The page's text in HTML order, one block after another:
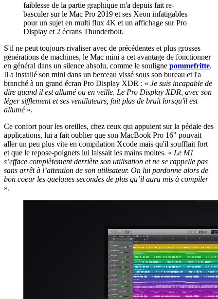
faiblesse de la partie graphique m'a depuis fait re-
basculer sur le Mac Pro 2019 et ses Xeon infatigables
pour un sujet en multi flux 4K et un affichage sur Pro
Display et 2 écrans Thunderbolt.
S'il ne peut toujours rivaliser avec de précédentes et plus grosses
générations de machines, le Mac mini a cet avantage de fonctionner
en général dans un silence absolu, comme le souligne pommefritte.
Il a installé son mini dans un berceau vissé sous son bureau et l'a
branché à un grand écran Pro Display XDR : « Je suis incapable de
dire quand il est allumé ou en veille. Le Pro Display XDR, avec son
léger sifflement et ses ventilateurs, fait plus de bruit lorsqu'il est
allumé ».
Ce confort pour les oreilles, chez ceux qui appuient sur la pédale des
applications, lui a fait oublier que son MacBook Pro 16" pouvait
aller un peu plus vite en compilation Xcode mais qu'il soufflait fort
et que le repose-poignets lui laissait les mains moites. « Le M1
s’efface complètement derrière son utilisation et ne se rappelle pas
sans arrêt à l’attention de son utilisateur. On lui pardonne alors de
bon coeur les quelques secondes de plus qu’il aura mis à compiler
».